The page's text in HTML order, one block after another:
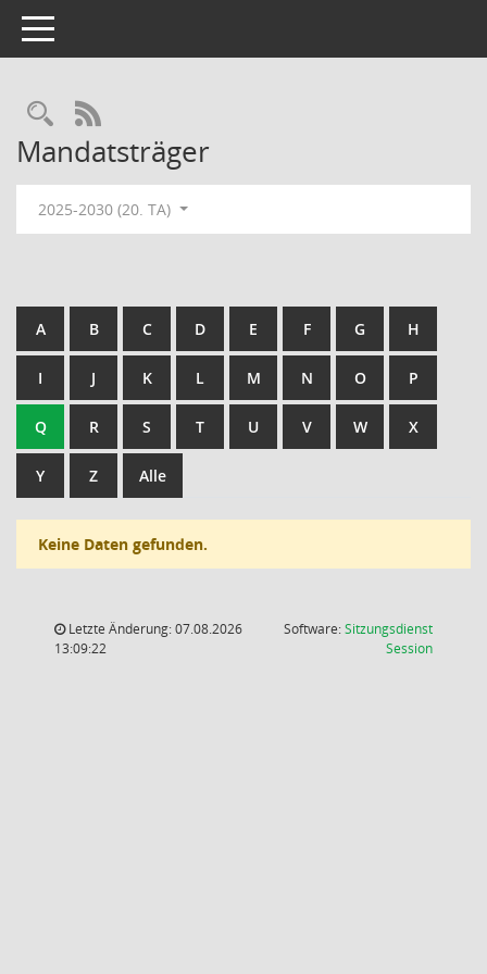
Toggle navigation
Rechercheauswahl
RSS-Feed
Mandatsträger
2025-2030 (20. TA)
A B C D E F G H
I J K L M N O P
Q R S T U V W X
Y Z Alle
Keine Daten gefunden.
Letzte Änderung: 07.08.2026
13:09:22
Software:Sitzungsdienst
Session(Wird in